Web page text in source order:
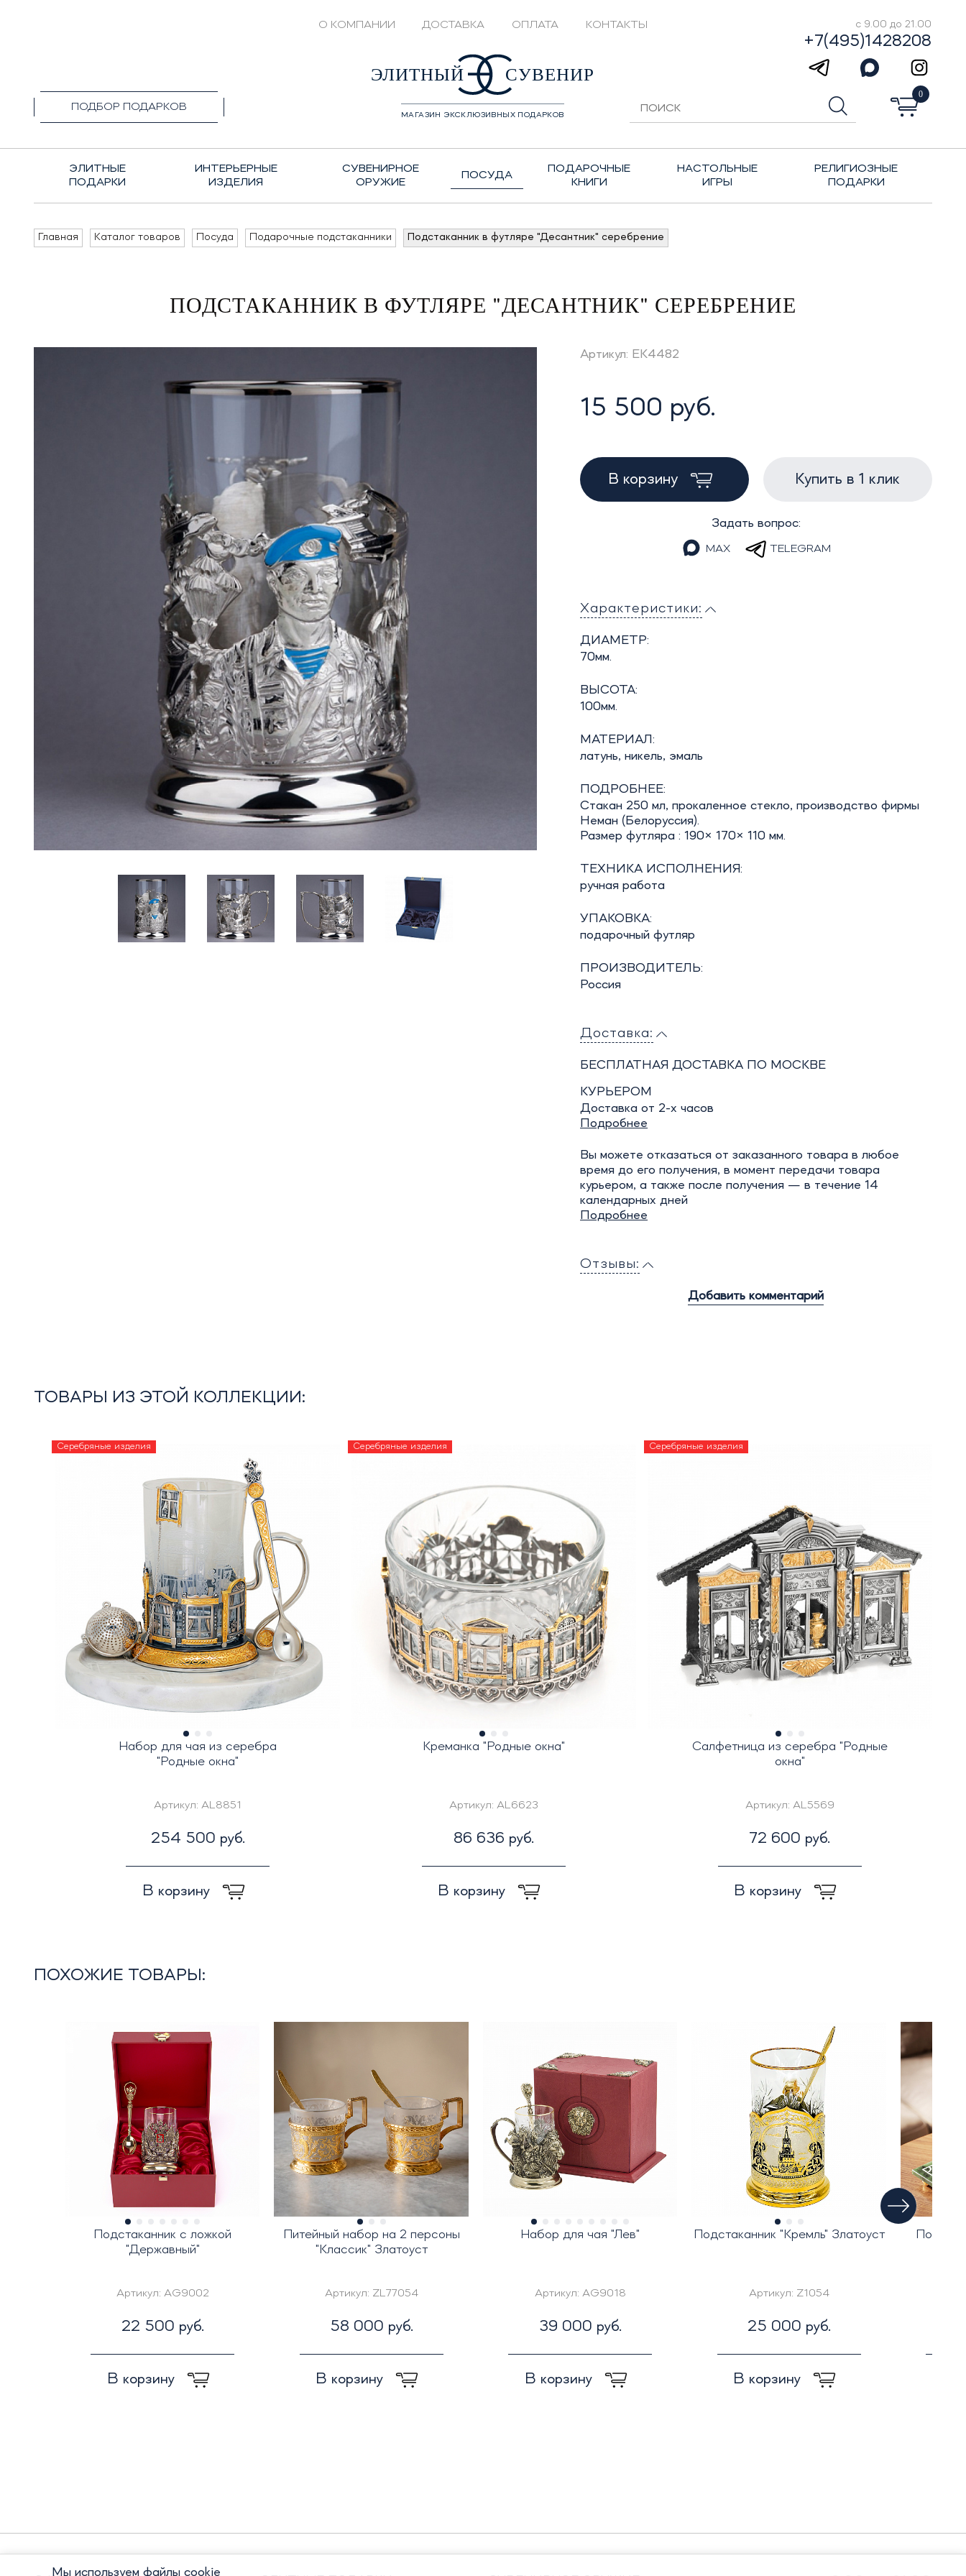
О КОМПАНИИ ДОСТАВКА ОПЛАТА КОНТАКТЫ с 9.00 до 21.00
+7(495)1428208
ПОДБОР ПОДАРКОВ
+7(495)1428208ЭЛИТНЫЙ СУВЕНИР
МАГАЗИН ЭКСКЛЮЗИВНЫХ ПОДАРКОВ
0
ЭЛИТНЫЕ
ПОДАРКИ
ИНТЕРЬЕРНЫЕ
ИЗДЕЛИЯ
СУВЕНИРНОЕ
ОРУЖИЕ
ПОСУДА
ПОДАРОЧНЫЕ
КНИГИ
НАСТОЛЬНЫЕ
ИГРЫ
РЕЛИГИОЗНЫЕ
ПОДАРКИ
Главная Каталог товаров Посуда Подарочные подстаканники Подстаканник в футляре "Десантник" серебрение
ПОДСТАКАННИК В ФУТЛЯРЕ "ДЕСАНТНИК" СЕРЕБРЕНИЕ
Артикул: EK4482
15 500 руб.
В корзину Купить в 1 клик
Задать вопрос:
MAX TELEGRAM
Характеристики:
ДИАМЕТР:
70мм.
ВЫСОТА:
100мм.
МАТЕРИАЛ:
латунь, никель, эмаль
ПОДРОБНЕЕ:
Стакан 250 мл, прокаленное стекло, производство фирмы
Неман (Белоруссия).
Размер футляра : 190× 170× 110 мм.
ТЕХНИКА ИСПОЛНЕНИЯ:
ручная работа
УПАКОВКА:
подарочный футляр
ПРОИЗВОДИТЕЛЬ:
Россия
Доставка:
БЕСПЛАТНАЯ ДОСТАВКА ПО МОСКВЕ
КУРЬЕРОМ
Доставка от 2-х часов
Подробнее
Вы можете отказаться от заказанного товара в любое
время до его получения, в момент передачи товара
курьером, а также после получения — в течение 14
календарных дней
Подробнее
Отзывы:
Добавить комментарий
ТОВАРЫ ИЗ ЭТОЙ КОЛЛЕКЦИИ:
Набор для чая из серебра
"Родные окна"
Серебряные изделия
Артикул:AL8851
254 500 руб.
В корзину
Креманка "Родные окна"
Серебряные изделия
Артикул: AL6623
86 636 руб.
В корзину
Салфетница из серебра "Родные
окна"
Серебряные изделия
Артикул: AL5569
72 600 руб.
В корзину
ПОХОЖИЕ ТОВАРЫ:
Подстаканник с ложкой
"Державный"
Артикул: AG9002
22 500 руб.
В корзину
Питейный набор на 2 персоны
"Классик" Златоуст
Артикул: ZL77054
58 000 руб.
В корзину
Набор для чая "Лев"
Артикул: AG9018
39 000 руб.
В корзину
Подстаканник "Кремль" Златоуст
Артикул: Z1054
25 000 руб.
В корзину
Мы используем файлы cookie